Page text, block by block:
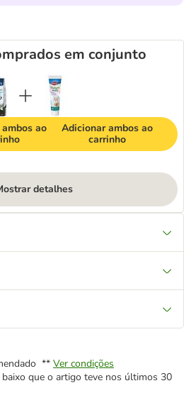
em conjunto
ao
Adicionar ambos ao
carrinho
detalhes
** Ver condições
que o artigo teve nos últimos 30